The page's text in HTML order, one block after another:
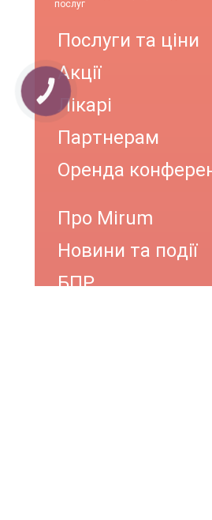
послуг
Послуги та ціни
Акції
Лікарі
Партнерам
Оренда
Про Mirum
Новини та події
БПР
КНОПКА
ЗВ'ЯЗКУ